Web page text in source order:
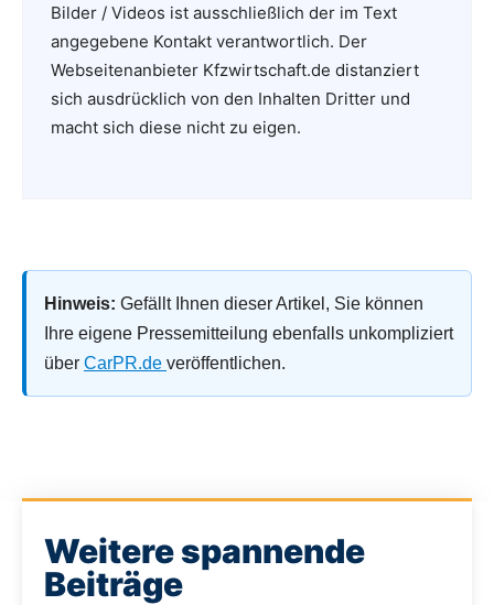
Bilder / Videos ist ausschließlich der im Text
angegebene Kontakt verantwortlich. Der
Webseitenanbieter Kfzwirtschaft.de distanziert
sich ausdrücklich von den Inhalten Dritter und
macht sich diese nicht zu eigen.
Hinweis: Gefällt Ihnen dieser Artikel, Sie können
Ihre eigene Pressemitteilung ebenfalls unkompliziert
über CarPR.de veröffentlichen.
Weitere spannende
Beiträge